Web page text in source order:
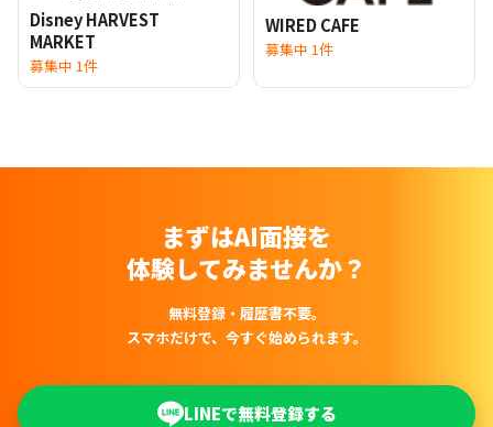
Disney HARVEST
MARKET
募集中 1件
WIRED CAFE
募集中 1件
まずはAI面接を
体験してみませんか？
無料登録・履歴書不要。
スマホだけで、今すぐ始められます。
LINEで無料登録する